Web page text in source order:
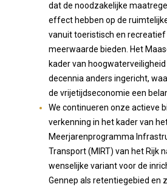
dat de noodzakelijke
effect hebben op de
vanuit toeristisch en
meerwaarde bieden. Het
kader van
decennia anders ingericht,
de vrijetijdseconomie een
We continueren onze actieve
verkenning in het kader van
Meerjarenprogramma
Transport (MIRT) van het Rijk
wenselijke variant voor de
Gennep als retentiegebied en